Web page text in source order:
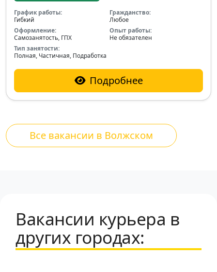
График работы:
Гибкий
Гражданство:
Любое
Оформление:
Самозанятость, ГПХ
Опыт работы:
Не обязателен
Тип занятости:
Полная, Частичная, Подработка
Подробнее
Все вакансии в Волжском
Вакансии курьера в
других городах: